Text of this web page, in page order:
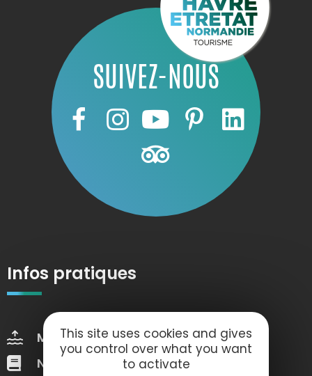
SUIVEZ-NOUS
Infos pratiques
Marées
Météo
Nos brochures
Web Tv
This site uses cookies and gives
you control over what you want
to activate